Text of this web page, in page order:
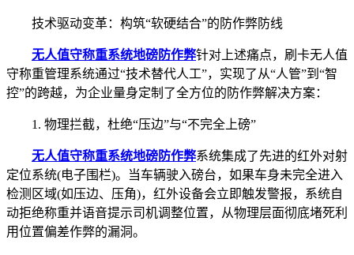
技术驱动变革：构筑“软硬结合”的防作弊防线
无人值守称重系统地磅防作弊针对上述痛点，刷卡无人值
守称重管理系统通过“技术替代人工”，实现了从“人管”到“智
控”的跨越，为企业量身定制了全方位的防作弊解决方案：
1. 物理拦截，杜绝“压边”与“不完全上磅”
无人值守称重系统地磅防作弊系统集成了先进的红外对射
定位系统(电子围栏)。当车辆驶入磅台，如果车身未完全进入
检测区域(如压边、压角)，红外设备会立即触发警报，系统自
动拒绝称重并语音提示司机调整位置，从物理层面彻底堵死利
用位置偏差作弊的漏洞。